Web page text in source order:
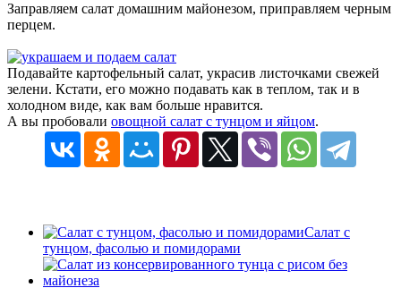
Заправляем салат домашним майонезом, приправляем черным
перцем.
Подавайте картофельный салат, украсив листочками свежей
зелени. Кстати, его можно подавать как в теплом, так и в
холодном виде, как вам больше нравится.
А вы пробовали овощной салат с тунцом и яйцом.
Салат с
тунцом, фасолью и помидорами